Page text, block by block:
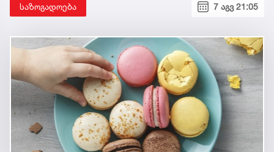
საზოგადოება 7 აგვ 21:05